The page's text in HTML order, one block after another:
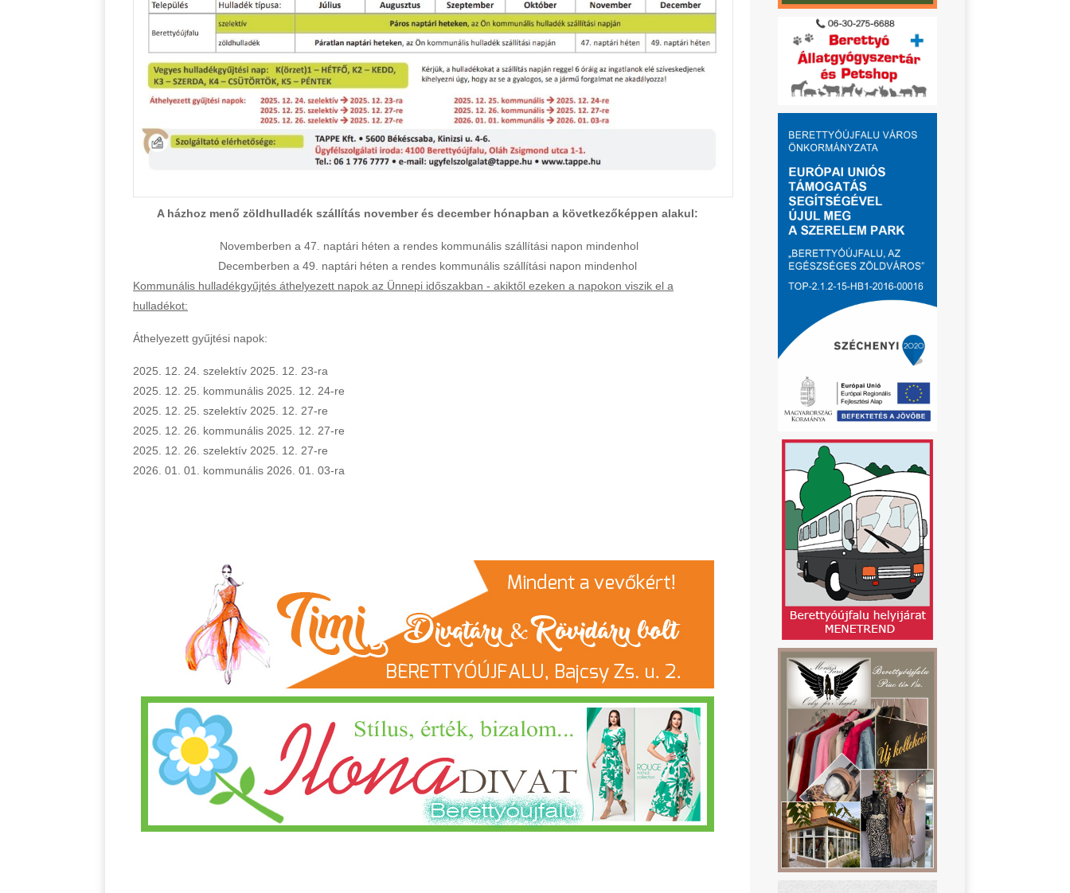
A házhoz menő zöldhulladék szállítás november és december hónapban a következőképpen alakul:
Novemberben a 47. naptári héten a rendes kommunális szállítási napon mindenhol
Decemberben a 49. naptári héten a rendes kommunális szállítási napon mindenhol
Kommunális hulladékgyűjtés áthelyezett napok az Ünnepi időszakban - akiktől ezeken a napokon viszik el a
hulladékot:
Áthelyezett gyűjtési napok:
2025. 12. 24. szelektív 2025. 12. 23-ra
2025. 12. 25. kommunális 2025. 12. 24-re
2025. 12. 25. szelektív 2025. 12. 27-re
2025. 12. 26. kommunális 2025. 12. 27-re
2025. 12. 26. szelektív 2025. 12. 27-re
2026. 01. 01. kommunális 2026. 01. 03-ra